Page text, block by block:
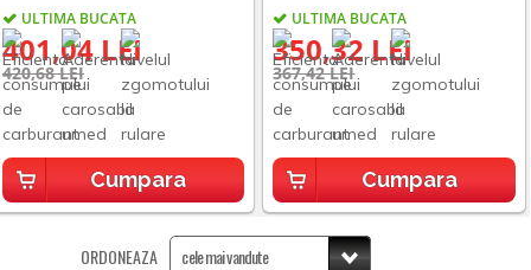
ULTIMA BUCATA
401,04 LEI
420,68 LEI
Cumpara
ULTIMA BUCATA
350,32 LEI
367,42 LEI
Cumpara
ORDONEAZA